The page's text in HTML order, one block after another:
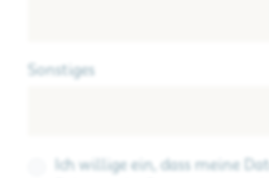
Sonstiges
Ich willige ein, dass meine